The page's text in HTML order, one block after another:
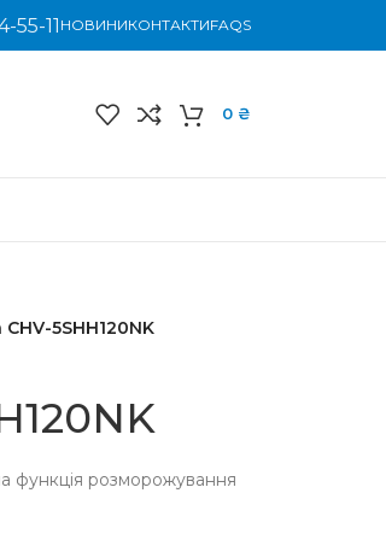
55-11 НОВИНИКОНТАКТИFAQS
0 ₴
5SHH120NK
функція розморожування